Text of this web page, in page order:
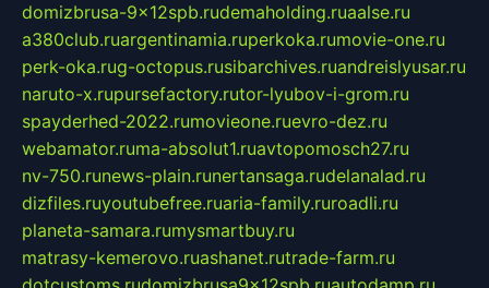
domizbrusa-9x12spb.rudemaholding.ruaalse.ru
a380club.ruargentinamia.ruperkoka.rumovie-one.ru
perk-oka.rug-octopus.rusibarchives.ruandreislyusar.ru
naruto-x.rupursefactory.rutor-lyubov-i-grom.ru
spayderhed-2022.rumovieone.ruevro-dez.ru
webamator.ruma-absolut1.ruavtopomosch27.ru
nv-750.runews-plain.runertansaga.rudelanalad.ru
dizfiles.ruyoutubefree.ruaria-family.ruroadli.ru
planeta-samara.rumysmartbuy.ru
matrasy-kemerovo.ruashanet.rutrade-farm.ru